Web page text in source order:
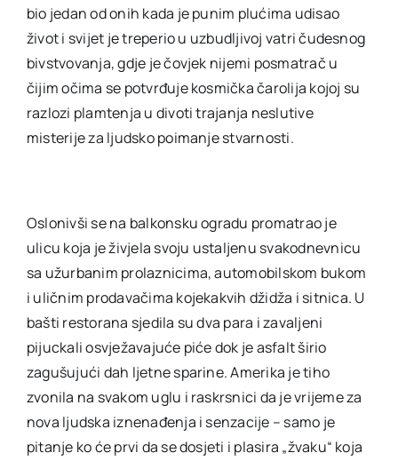
bio jedan od onih kada je punim plućima udisao
život i svijet je treperio u uzbudljivoj vatri čudesnog
bivstvovanja, gdje je čovjek nijemi posmatrač u
čijim očima se potvrđuje kosmička čarolija kojoj su
razlozi plamtenja u divoti trajanja neslutive
misterije za ljudsko poimanje stvarnosti.
Oslonivši se na balkonsku ogradu promatrao je
ulicu koja je živjela svoju ustaljenu svakodnevnicu
sa užurbanim prolaznicima, automobilskom bukom
i uličnim prodavačima kojekakvih džidža i sitnica. U
bašti restorana sjedila su dva para i zavaljeni
pijuckali osvježavajuće piće dok je asfalt širio
zagušujući dah ljetne sparine. Amerika je tiho
zvonila na svakom uglu i raskrsnici da je vrijeme za
nova ljudska iznenađenja i senzacije – samo je
pitanje ko će prvi da se dosjeti i plasira „žvaku“ koja